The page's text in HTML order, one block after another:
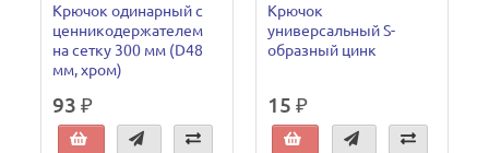
Крючок одинарный с
ценникодержателем
на сетку 300 мм (D48
мм, хром)
93 ₽
Крючок
универсальный S-
образный цинк
15 ₽